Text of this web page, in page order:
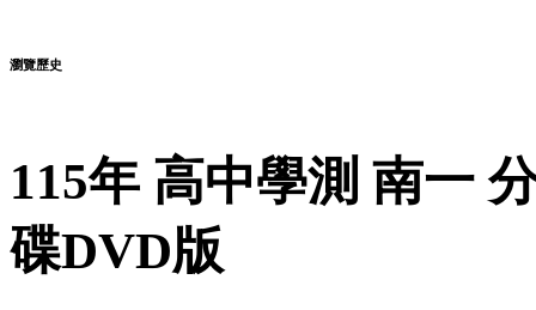
瀏覽歷史
115年 高中學測 南一
碟DVD版